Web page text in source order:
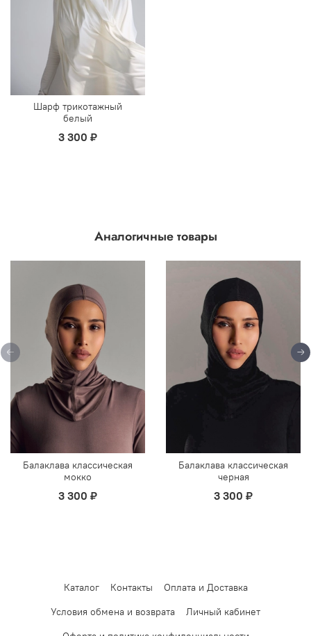
Шарф трикотажный
белый
3 300 ₽
Аналогичные товары
Балаклава классическая
мокко
3 300 ₽
Балаклава классическая
черная
3 300 ₽
Каталог Контакты
Оплата и Доставка
Условия обмена и возврата
Личный кабинет